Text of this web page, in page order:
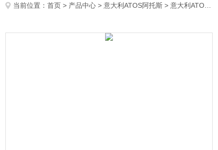
当前位置：首页 > 产品中心 >意大利ATOS阿托斯 >意大利ATOS比例阀